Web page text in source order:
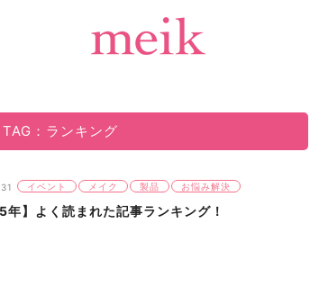
TAG：ランキング
イベント メイク 製品 お悩み解決
年】よく読まれた記事ランキング！